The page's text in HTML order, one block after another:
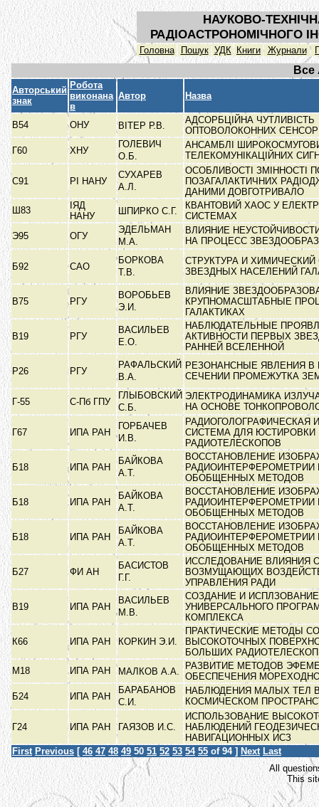
НАУКОВО-
РАДІОАСТРОНОМІЧНОГО
Головна Пошук УДК Книги Журнали
Все
Авторський
знак
Робота
виконана
в
Автор Назва
В54 ОНУ ВІТЕР Р.В.
АДСОРБЦІЙНА ЧУТЛИВІСТЬ
ОПТОВОЛОКОННИХ
Г60
ХНУ
ГОЛЕВИЧ
О.Б.
АНСАМБЛІ
ТЕЛЕКОМУНІКАЦІЙНИХ
С91 РІ НАНУ
СУХАРЕВ
А.Л.
ОСОБЛИВОСТІ ЗМІННОСТІ
ПОЗАГАЛАКТИЧНИХ
ДАНИМИ ДОВГОТРИВАЛО
Ш83
ІЯД
НАНУ
ШПИРКО С.Г.
КВАНТОВИЙ ХАОС У
СИСТЕМАХ
Э95
ОГУ
ЭДЕЛЬМАН
М.А.
ВЛИЯНИЕ
НА ПРОЦЕСС
Б92 САО
БОРКОВА
Т.В.
СТРУКТУРА И
ЗВЕЗДНЫХ НАСЕЛЕНИЙ
В75 РГУ
ВОРОБЬЕВ
Э.И.
ВЛИЯНИЕ
КРУПНОМАСШТАБНЫЕ
ГАЛАКТИКАХ
В19 РГУ
ВАСИЛЬЕВ
Е.О.
НАБЛЮДАТЕЛЬНЫЕ
АКТИВНОСТИ ПЕРВЫХ
РАННЕЙ ВСЕЛЕННОЙ
Р26 РГУ
РАФАЛЬСКИЙ
В.А.
РЕЗОНАНСНЫЕ ЯВЛЕНИЯ
СЕЧЕНИИ ПРОМЕЖУТКА
Г-55 С-Пб ГПУ
ГЛЫБОВСКИЙ
С.Б.
ЭЛЕКТРОДИНАМИКА
НА ОСНОВЕ
Г67 ИПА РАН
ГОРБАЧЕВ
И.В.
РАДИОГОЛОГРАФИЧЕСКАЯ
СИСТЕМА ДЛЯ ЮСТИРОВКИ
РАДИОТЕЛЕСКОПОВ
Б18 ИПА РАН
БАЙКОВА
А.Т.
ВОССТАНОВЛЕНИЕ
РАДИОИНТЕРФЕРОМЕТРИИ
ОБОБЩЕННЫХ МЕТОДОВ
Б18 ИПА РАН
БАЙКОВА
А.Т.
ВОССТАНОВЛЕНИЕ
РАДИОИНТЕРФЕРОМЕТРИИ
ОБОБЩЕННЫХ МЕТОДОВ
Б18 ИПА РАН
БАЙКОВА
А.Т.
ВОССТАНОВЛЕНИЕ
РАДИОИНТЕРФЕРОМЕТРИИ
ОБОБЩЕННЫХ МЕТОДОВ
Б27 ФИ АН
БАСИСТОВ
Г.Г.
ИССЛЕДОВАНИЕ ВЛИЯНИЯ
ВОЗМУЩАЮЩИХ
УПРАВЛЕНИЯ РАДИ
В19 ИПА РАН
ВАСИЛЬЕВ
М.В.
СОЗДАНИЕ И ИСПЛЗОВАНИЕ
УНИВЕРСАЛЬНОГО
КОМПЛЕКСА
К66 ИПА РАН КОРКИН Э.И.
ПРАКТИЧЕСКИЕ МЕТОДЫ
ВЫСОКОТОЧНЫХ
БОЛЬШИХ
М18
ИПА РАН МАЛКОВ А.А.
РАЗВИТИЕ МЕТОДОВ
ОБЕСПЕЧЕНИЯ
Б24
ИПА РАН
БАРАБАНОВ
С.И.
НАБЛЮДЕНИЯ МАЛЫХ ТЕЛ
КОСМИЧЕСКОМ
Г24 ИПА РАН ГАЯЗОВ И.С.
ИСПОЛЬЗОВАНИЕ
НАБЛЮДЕНИЙ
НАВИГАЦИОННЫХ ИСЗ
First Previous [ 46 47 48 49 50 51 52 53 54 55 of 94 ] Next Last
All
This